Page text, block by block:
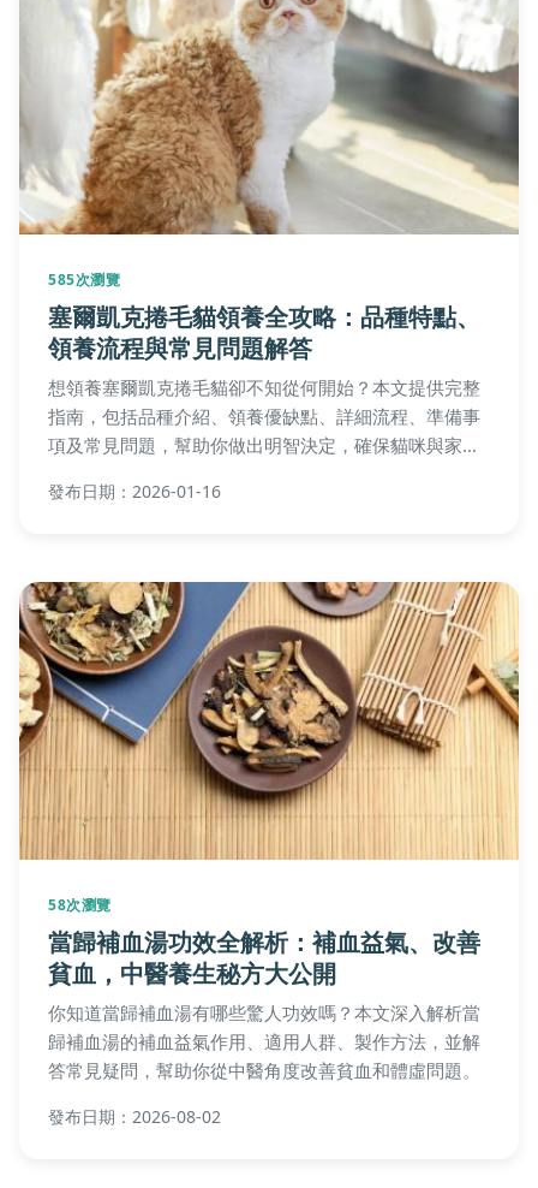
585次瀏覽
塞爾凱克捲毛貓領養全攻略：品種特點、
領養流程與常見問題解答
想領養塞爾凱克捲毛貓卻不知從何開始？本文提供完整
指南，包括品種介紹、領養優缺點、詳細流程、準備事
項及常見問題，幫助你做出明智決定，確保貓咪與家庭
發布日期：2026-01-16
58次瀏覽
當歸補血湯功效全解析：補血益氣、改善
貧血，中醫養生秘方大公開
你知道當歸補血湯有哪些驚人功效嗎？本文深入解析當
歸補血湯的補血益氣作用、適用人群、製作方法，並解
答常見疑問，幫助你從中醫角度改善貧血和體虛問題。
發布日期：2026-08-02